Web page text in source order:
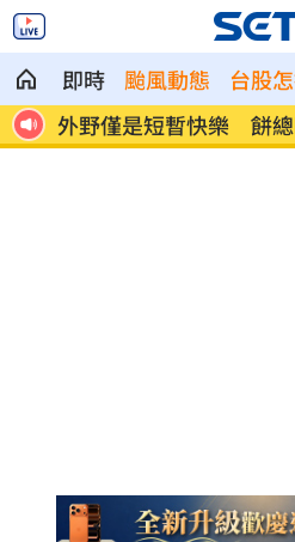
即時 颱風動態 台股
目
想靠正二翻本？ 達人教